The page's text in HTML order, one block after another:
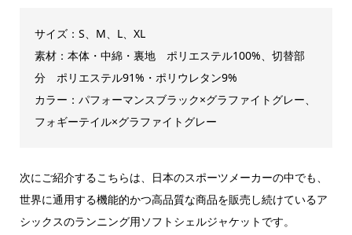
サイズ：S、M、L、XL
素材：本体・中綿・裏地 ポリエステル100%、切替部
分 ポリエステル91%・ポリウレタン9%
カラー：パフォーマンスブラック×グラファイトグレー、
フォギーテイル×グラファイトグレー
次にご紹介するこちらは、日本のスポーツメーカーの中でも、
世界に通用する機能的かつ高品質な商品を販売し続けているア
シックスのランニング用ソフトシェルジャケットです。